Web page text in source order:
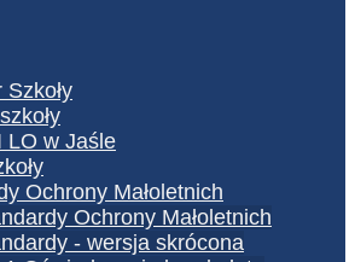
LO w Jaśle
Ochrony Małoletnich
Ochrony Małoletnich
- wersja skrócona